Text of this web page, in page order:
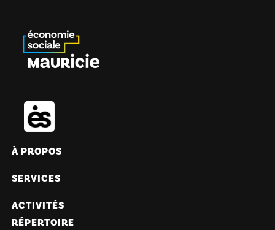
À PROPOS
SERVICES
ACTIVITÉS
RÉPERTOIRE